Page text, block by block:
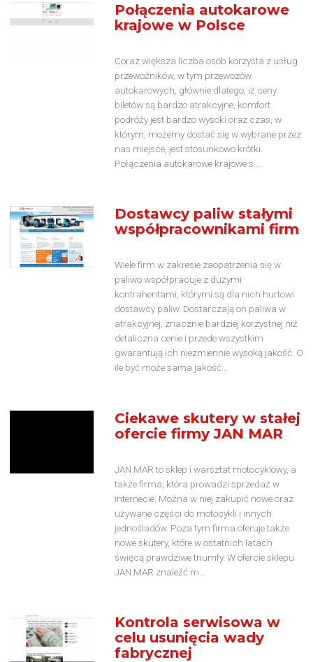
Połączenia autokarowe
krajowe w Polsce
Coraz większa liczba osób korzysta z usług
przewoźników, w tym przewozów
autokarowych, głównie dlatego, iż ceny
biletów są bardzo atrakcyjne, komfort
podróży jest bardzo wysoki oraz czas, w
którym, możemy dostać się w wybrane przez
nas miejsce, jest stosunkowo krótki.
Połączenia autokarowe krajowe s...
Dostawcy paliw stałymi
współpracownikami firm
Wiele firm w zakresie zaopatrzenia się w
paliwo współpracuje z dużymi
kontrahentami, którymi są dla nich hurtowi
dostawcy paliw. Dostarczają on paliwa w
atrakcyjnej, znacznie bardziej korzystnej niż
detaliczna cenie i przede wszystkim
gwarantują ich niezmiennie wysoką jakość. O
ile być może sama jakość...
Ciekawe skutery w stałej
ofercie firmy JAN MAR
JAN MAR to sklep i warsztat motocyklowy, a
także firma, która prowadzi sprzedaż w
internecie. Można w niej zakupić nowe oraz
używane części do motocykli i innych
jednośladów. Poza tym firma oferuje także
nowe skutery, które w ostatnich latach
święcą prawdziwe triumfy. W ofercie sklepu
JAN MAR znaleźć m...
Kontrola serwisowa w
celu usunięcia wady
fabrycznej